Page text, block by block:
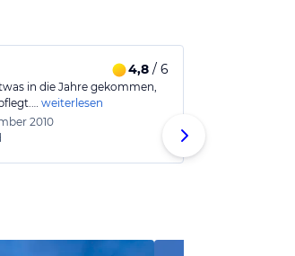
4,8/ 6
in die Jahre gekommen,
weiterlesen
2010